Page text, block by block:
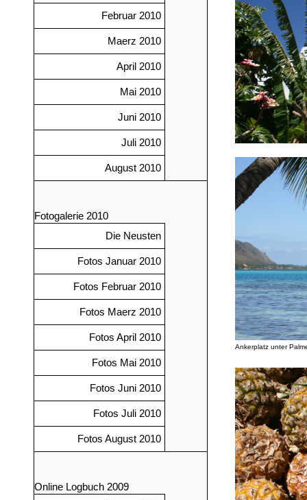
Februar 2010
Maerz 2010
April 2010
Mai 2010
Juni 2010
Juli 2010
August 2010
Fotogalerie 2010
Die Neusten
Fotos Januar 2010
Fotos Februar 2010
Fotos Maerz 2010
Fotos April 2010
Fotos Mai 2010
Fotos Juni 2010
Fotos Juli 2010
Fotos August 2010
Online Logbuch 2009
Ankerplatz unter